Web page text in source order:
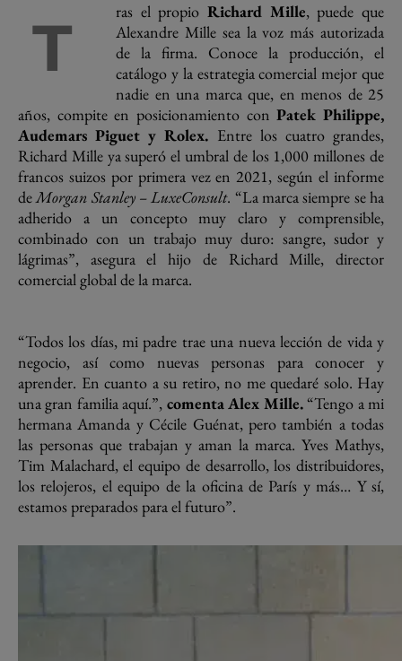
T ras el propio Richard Mille, puede que
Alexandre Mille sea la voz más autorizada
de la firma. Conoce la producción, el
catálogo y la estrategia comercial mejor que
nadie en una marca que, en menos de 25
años, compite en posicionamiento conPatek Philippe,
Audemars Piguet y Rolex. Entre los cuatro grandes,
Richard Mille ya superó el umbral de los 1,000 millones de
francos suizos por primera vez en 2021, según el informe
deMorgan Stanley – LuxeConsult. “La marca siempre se ha
adherido a un concepto muy claro y comprensible,
combinado con un trabajo muy duro: sangre, sudor y
lágrimas”, asegura el hijo de Richard Mille, director
comercial global de la marca.
“Todos los días, mi padre trae una nueva lección de vida y
negocio, así como nuevas personas para conocer y
aprender. En cuanto a su retiro, no me quedaré solo. Hay
una gran familia aquí.”, comenta Alex Mille.“Tengo a mi
hermana Amanda y Cécile Guénat, pero también a todas
las personas que trabajan y aman la marca. Yves Mathys,
Tim Malachard, el equipo de desarrollo, los distribuidores,
los relojeros, el equipo de la oficina de París y más… Y sí,
estamos preparados para el futuro”.